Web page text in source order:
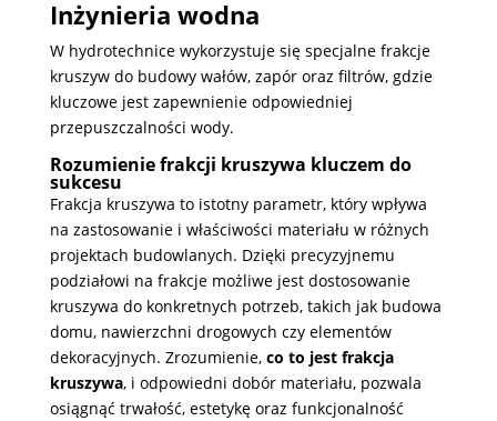
Inżynieria wodna
W hydrotechnice wykorzystuje się specjalne frakcje
kruszyw do budowy wałów, zapór oraz filtrów, gdzie
kluczowe jest zapewnienie odpowiedniej
przepuszczalności wody.
Rozumienie frakcji kruszywa kluczem do
sukcesu
Frakcja kruszywa to istotny parametr, który wpływa
na zastosowanie i właściwości materiału w różnych
projektach budowlanych. Dzięki precyzyjnemu
podziałowi na frakcje możliwe jest dostosowanie
kruszywa do konkretnych potrzeb, takich jak budowa
domu, nawierzchni drogowych czy elementów
dekoracyjnych. Zrozumienie, co to jest frakcja
kruszywa, i odpowiedni dobór materiału, pozwala
osiągnąć trwałość, estetykę oraz funkcjonalność